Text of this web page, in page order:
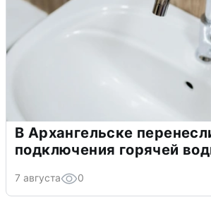
В Архангельске
подключения горячей
7 августа 0